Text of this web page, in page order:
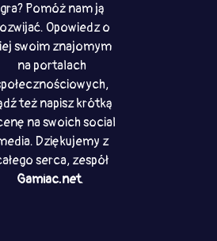
gra? Pomóż nam ją
Opowiedz o
swoim znajomym
na portalach
też napisz krótką
na swoich social
Dziękujemy z
serca, zespół
Gamiac.net.